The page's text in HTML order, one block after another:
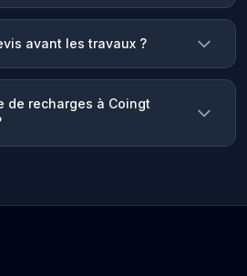
avant les travaux ?
de recharges à Coingt